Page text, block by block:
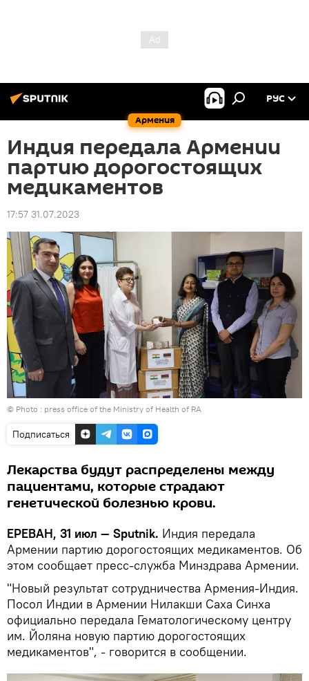
Армения
РУС
Индия передала Армении
партию дорогостоящих
медикаментов
17:57 31.07.2023
© Photo : press office of the Ministry of Health of RA
Подписаться
Лекарства будут распределены между
пациентами, которые страдают
генетической болезнью крови.
ЕРЕВАН, 31 июл — Sputnik. Индия передала
Армении партию дорогостоящих медикаментов. Об
этом сообщает пресс-служба Минздрава Армении.
"Новый результат сотрудничества Армения-Индия.
Посол Индии в Армении Нилакши Саха Синха
официально передала Гематологическому центру
им. Йоляна новую партию дорогостоящих
медикаментов", - говорится в сообщении.